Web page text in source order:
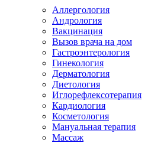
Аллергология
Андрология
Вакцинация
Вызов врача на дом
Гастроэнтерология
Гинекология
Дерматология
Диетология
Иглорефлексотерапия
Кардиология
Косметология
Мануальная терапия
Массаж